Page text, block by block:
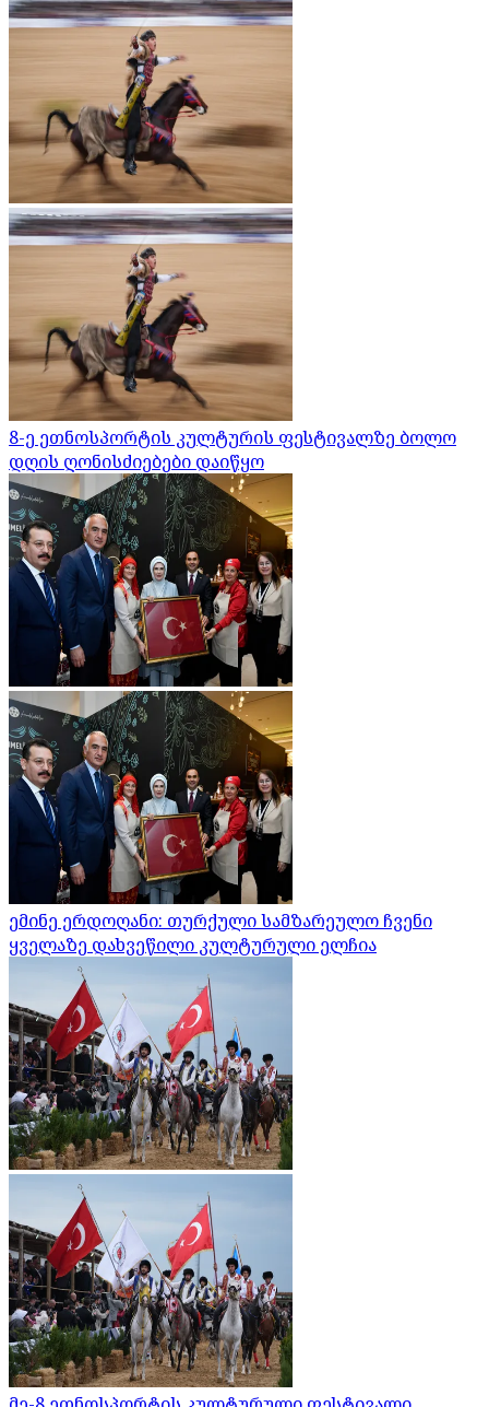
8-ე ეთნოსპორტის კულტურის ფესტივალზე ბოლო
დღის ღონისძიებები დაიწყო
ემინე ერდოღანი: თურქული სამზარეულო ჩვენი
ყველაზე დახვეწილი კულტურული ელჩია